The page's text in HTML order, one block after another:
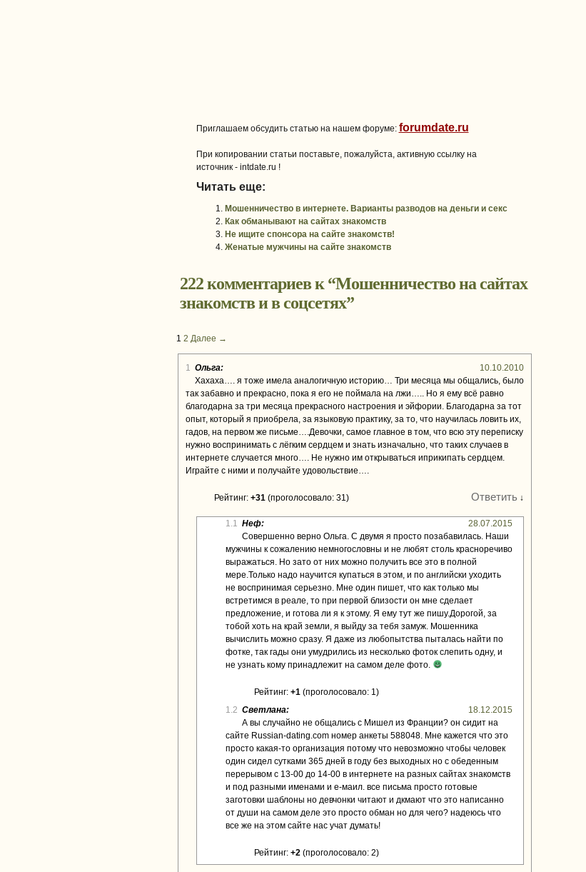
Приглашаем обсудить статью на нашем форуме: forumdate.ru
При копировании статьи поставьте, пожалуйста, активную ссылку на
источник - intdate.ru !
Читать еще:
Мошенничество в интернете. Варианты разводов на деньги и секс
Как обманывают на сайтах знакомств
Не ищите спонсора на сайте знакомств!
Женатые мужчины на сайте знакомств
222 комментариев к “Мошенничество на сайтах
знакомств и в соцсетях”
1 2 Далее →
1 Ольга:
10.10.2010
Хахаха…. я тоже имела аналогичную историю… Три месяца мы общались, было
так забавно и прекрасно, пока я его не поймала на лжи….. Но я ему всё равно
благодарна за три месяца прекрасного настроения и эйфории. Благодарна за тот
опыт, который я приобрела, за языковую практику, за то, что научилась ловить их,
гадов, на первом же письме….Девочки, самое главное в том, что всю эту переписку
нужно воспринимать с лёгким сердцем и знать изначально, что таких случаев в
интернете случается много…. Не нужно им открываться иприкипать сердцем.
Играйте с ними и получайте удовольствие….
Рейтинг: +31 (проголосовало: 31) Ответить ↓
1.1 Неф:
28.07.2015
Совершенно верно Ольга. С двумя я просто позабавилась. Наши
мужчины к сожалению немногословны и не любят столь красноречиво
выражаться. Но зато от них можно получить все это в полной
мере.Только надо научится купаться в этом, и по английски уходить
не воспринимая серьезно. Мне один пишет, что как только мы
встретимся в реале, то при первой близости он мне сделает
предложение, и готова ли я к этому. Я ему тут же пишу.Дорогой, за
тобой хоть на край земли, я выйду за тебя замуж. Мошенника
вычислить можно сразу. Я даже из любопытства пыталась найти по
фотке, так гады они умудрились из несколько фоток слепить одну, и
не узнать кому принадлежит на самом деле фото.
Рейтинг: +1 (проголосовало: 1)
1.2 Светлана:
18.12.2015
А вы случайно не общались с Мишел из Франции? он сидит на
сайте Russian-dating.com номер анкеты 588048. Мне кажется что это
просто какая-то организация потому что невозможно чтобы человек
один сидел сутками 365 дней в году без выходных но с обеденным
перерывом с 13-00 до 14-00 в интернете на разных сайтах знакомств
и под разными именами и е-маил. все письма просто готовые
заготовки шаблоны но девчонки читают и дкмают что это написанно
от души на самом деле это просто обман но для чего? надеюсь что
все же на этом сайте нас учат думать!
Рейтинг: +2 (проголосовало: 2)